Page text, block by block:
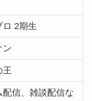
ロ 2期生
ン
王
配信、雑談配信な